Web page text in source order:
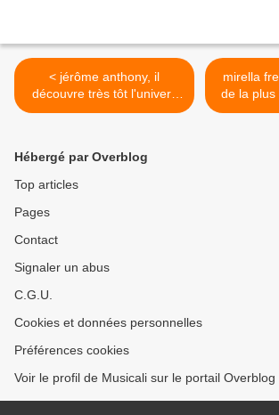
< jérôme anthony, il
découvre très tôt l'univers
de la radio et désormais il
revisitées
mirella
de la plus
italienne
Hébergé par Overblog
Top articles
Pages
Contact
Signaler un abus
C.G.U.
Cookies et données personnelles
Préférences cookies
Voir le profil de Musicali sur le portail Overblog